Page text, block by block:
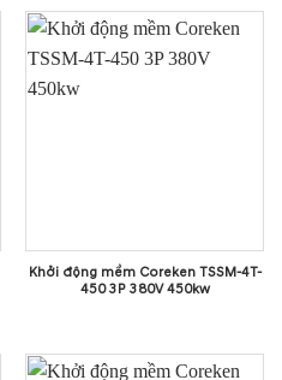
Khởi động mềm Coreken TSSM-4T-
450 3P 380V 450kw